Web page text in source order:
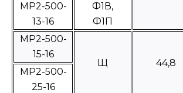
МР2-500-
13-16
Ф1В,
Ф1П
МР2-500-
15-16
Щ 44,8
МР2-500-
25-16